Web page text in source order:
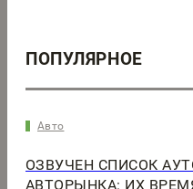
ПОПУЛЯРНОЕ
Авто
ОЗВУЧЕН СПИСОК
АВТОРЫНКА: ИХ